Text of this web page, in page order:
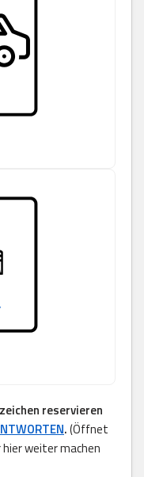
reservieren
.(Öffnet
weiter machen